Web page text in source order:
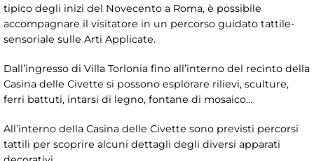
tipico degli inizi del Novecento a Roma, è possibile
accompagnare il visitatore in un percorso guidato tattile-
sensoriale sulle Arti Applicate.
Dall’ingresso di Villa Torlonia fino all’interno del recinto della
Casina delle Civette si possono esplorare rilievi, sculture,
ferri battuti, intarsi di legno, fontane di mosaico…
All’interno della Casina delle Civette sono previsti percorsi
tattili per scoprire alcuni dettagli degli diversi apparati